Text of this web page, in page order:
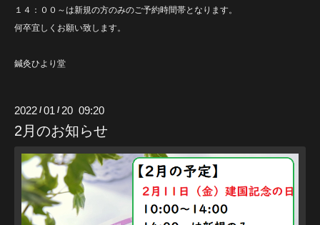
１４：００～は新規の方のみのご予約時間帯となります。
何卒宜しくお願い致します。
鍼灸ひより堂
2022 /01 /20 09:20
2月のお知らせ